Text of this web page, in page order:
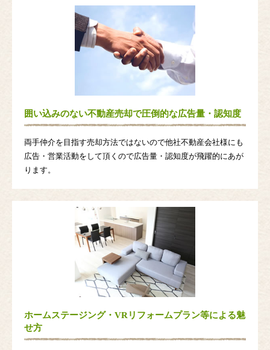
囲い込みのない不動産売却で圧倒的な広告量・認知度
両手仲介を目指す売却方法ではないので他社不動産会社様にも
広告・営業活動をして頂くので広告量・認知度が飛躍的にあが
ります。
ホームステージング・VRリフォームプラン等による魅
せ方